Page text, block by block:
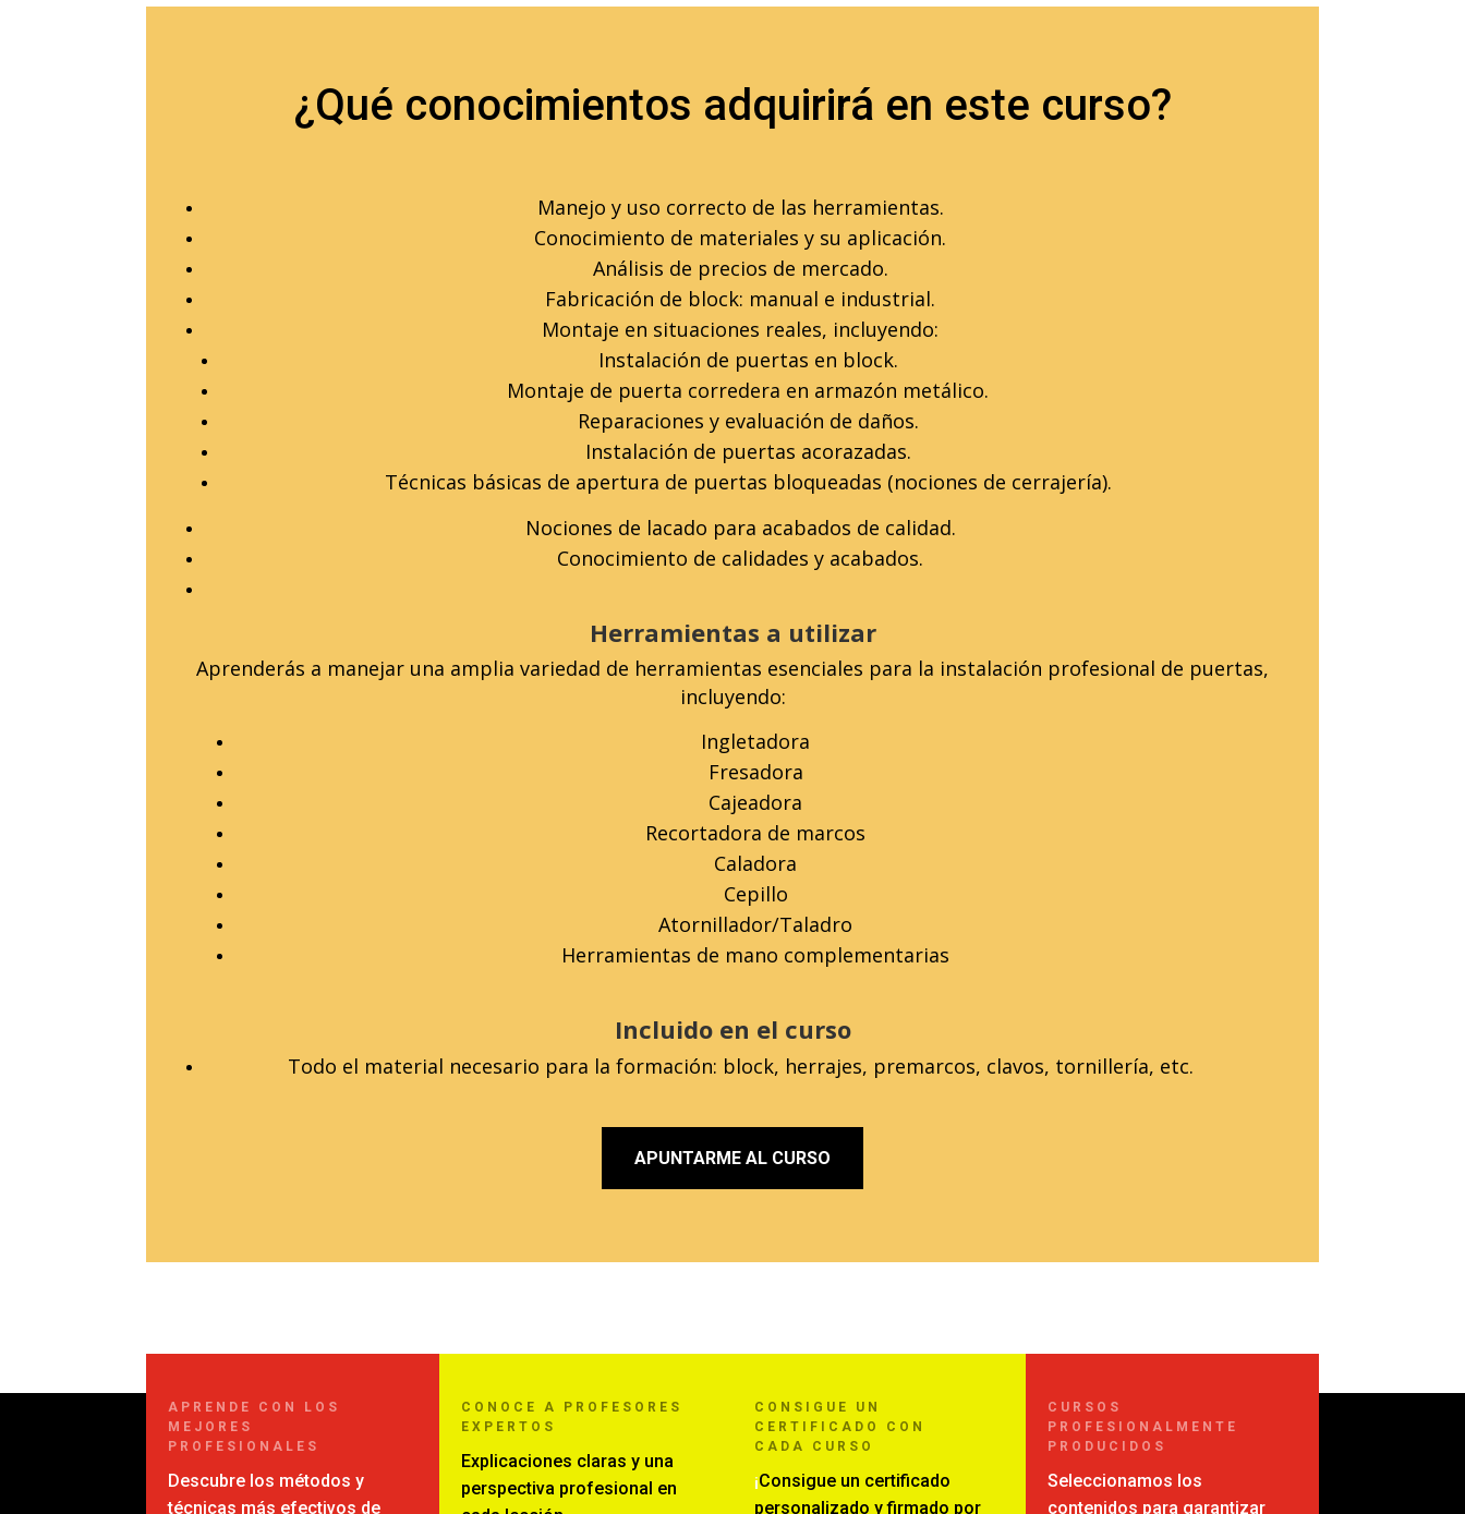
¿Qué conocimientos adquirirá en este curso?
Manejo y uso correcto de las herramientas.
Conocimiento de materiales y su aplicación.
Análisis de precios de mercado.
Fabricación de block: manual e industrial.
Montaje en situaciones reales, incluyendo:
Instalación de puertas en block.
Montaje de puerta corredera en armazón metálico.
Reparaciones y evaluación de daños.
Instalación de puertas acorazadas.
Técnicas básicas de apertura de puertas bloqueadas (nociones de cerrajería).
Nociones de lacado para acabados de calidad.
Conocimiento de calidades y acabados.
Herramientas a utilizar
Aprenderás a manejar una amplia variedad de herramientas esenciales para la instalación profesional de puertas,
incluyendo:
Ingletadora
Fresadora
Cajeadora
Recortadora de marcos
Caladora
Cepillo
Atornillador/Taladro
Herramientas de mano complementarias
Incluido en el curso
Todo el material necesario para la formación: block, herrajes, premarcos, clavos, tornillería, etc.
APUNTARME AL CURSO
APRENDE CON LOS
MEJORES
PROFESIONALES
Descubre los métodos y
técnicas más efectivos de
CONOCE A PROFESORES
EXPERTOS
Explicaciones claras y una
perspectiva profesional en
CONSIGUE UN
CERTIFICADO CON
CADA CURSO
¡Consigue un certificado
personalizado y firmado por
CURSOS
PROFESIONALMENTE
PRODUCIDOS
Seleccionamos los
contenidos para garantizar